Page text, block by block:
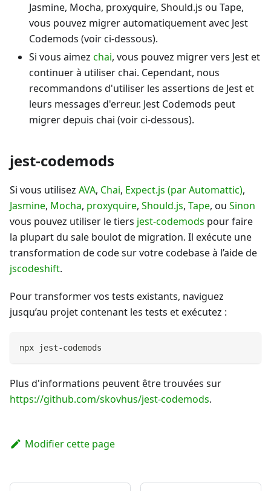
Jasmine, Mocha, proxyquire, Should.js ou Tape,
vous pouvez migrer automatiquement avec Jest
Codemods (voir ci-dessous).
Si vous aimez chai, vous pouvez migrer vers Jest et
continuer à utiliser chai. Cependant, nous
recommandons d'utiliser les assertions de Jest et
leurs messages d'erreur. Jest Codemods peut
migrer depuis chai (voir ci-dessous).
jest-codemods
Si vous utilisez AVA, Chai, Expect.js (par Automattic),
Jasmine, Mocha, proxyquire, Should.js, Tape, ou Sinon
vous pouvez utiliser le tiers jest-codemods pour faire
la plupart du sale boulot de migration. Il exécute une
transformation de code sur votre codebase à l’aide de
jscodeshift.
Pour transformer vos tests existants, naviguez
jusqu’au projet contenant les tests et exécutez :
npx jest-codemods
Plus d'informations peuvent être trouvées sur
https://github.com/skovhus/jest-codemods.
Modifier cette page